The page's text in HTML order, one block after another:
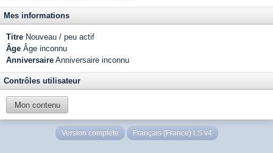
Mes informations
Titre Nouveau / peu actif
Âge Âge inconnu
Anniversaire Anniversaire inconnu
Contrôles utilisateur
Mon contenu
Version complète Français (France) LS v4